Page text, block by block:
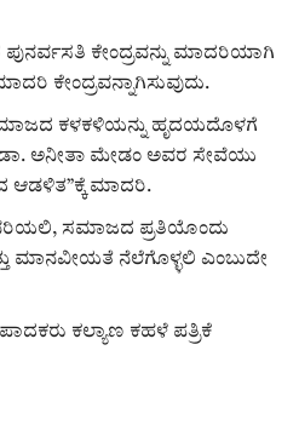
ಕೇಂದ್ರವನ್ನು ಮಾದರಿಯಾಗಿ
ಕೇಂದ್ರವನ್ನಾಗಿಸುವುದು.
ಕಳಕಳಿಯನ್ನು ಹೃದಯದೊಳಗೆ
ಅನೀತಾ ಮೇಡಂ ಅವರ ಸೇವೆಯು
ಆಡಳಿತ”ಕ್ಕೆ ಮಾದರಿ.
ಸಮಾಜದ ಪ್ರತಿಯೊಂದು
ಮಾನವೀಯತೆ ನೆಲೆಗೊಳ್ಳಲಿ ಎಂಬುದೇ
ಕಲ್ಯಾಣ ಕಹಳೆ ಪತ್ರಿಕೆ